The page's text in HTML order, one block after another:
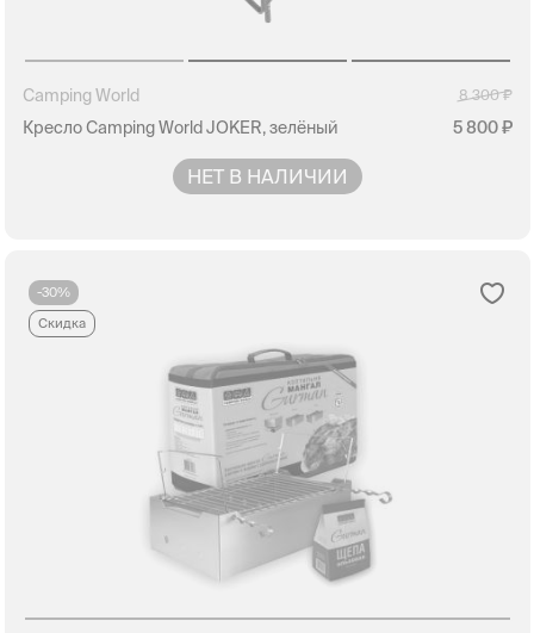
Camping World 8 300
Кресло Camping World JOKER, зелёный 5 800
НЕТ В НАЛИЧИИ
-30%
Скидка